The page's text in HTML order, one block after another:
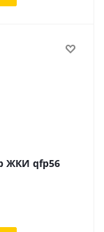
uPD7225GB контроллер/драйвер ЖКИ qfp56